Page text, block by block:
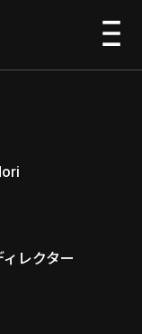
PEOPLE
レクター